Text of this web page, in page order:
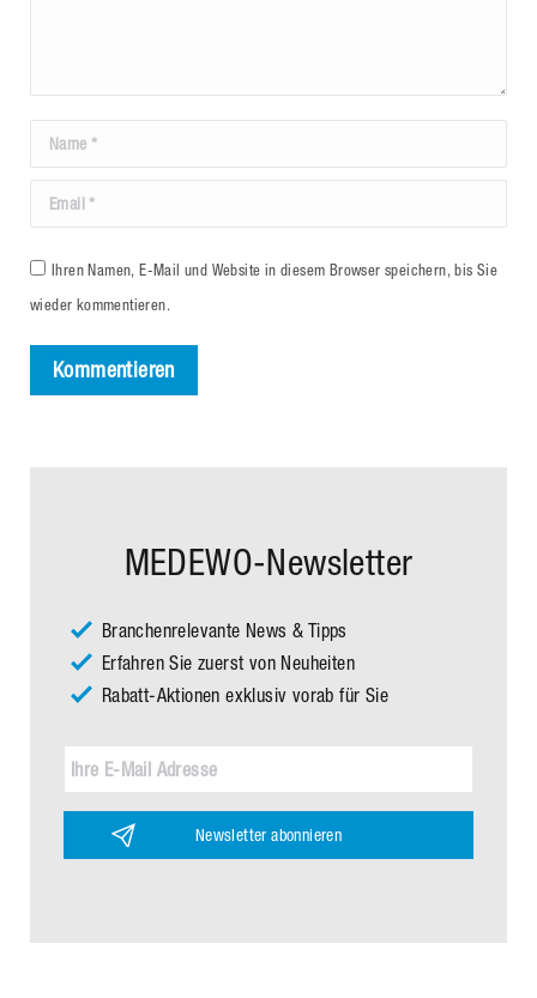
Name *
Email *
Ihren Namen, E-Mail und Website in diesem Browser speichern, bis Sie
wieder kommentieren.
Kommentieren
MEDEWO-Newsletter
Branchenrelevante News & Tipps
Erfahren Sie zuerst von Neuheiten
Rabatt-Aktionen exklusiv vorab für Sie
Newsletter abonnieren